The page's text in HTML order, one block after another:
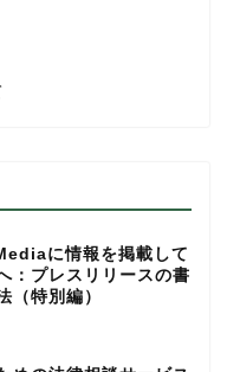
に情報を掲載して
：プレスリリースの書
（特別編）